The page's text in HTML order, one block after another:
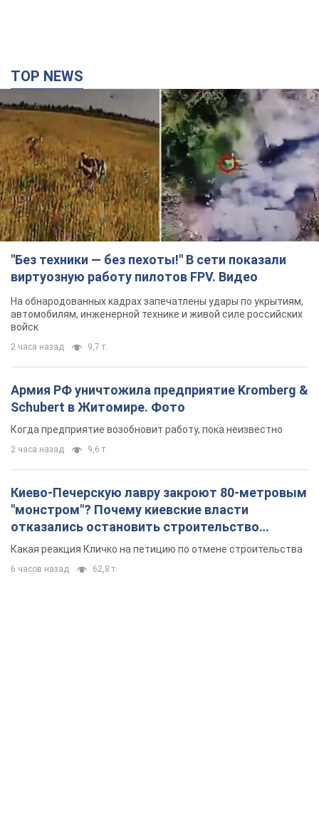
TOP NEWS
"Без техники — без пехоты!" В сети показали
виртуозную работу пилотов FPV. Видео
На обнародованных кадрах запечатлены удары по укрытиям,
автомобилям, инженерной технике и живой силе российских
войск
2 часа назад 9,7 т.
Армия РФ уничтожила предприятие Kromberg &
Schubert в Житомире. Фото
Когда предприятие возобновит работу, пока неизвестно
2 часа назад 9,6 т.
Киево-Печерскую лавру закроют 80-метровым
"монстром"? Почему киевские власти
отказались остановить строительство
небоскреба "московского верующего"
Какая реакция Кличко на петицию по отмене строительства
6 часов назад 62,8 т.